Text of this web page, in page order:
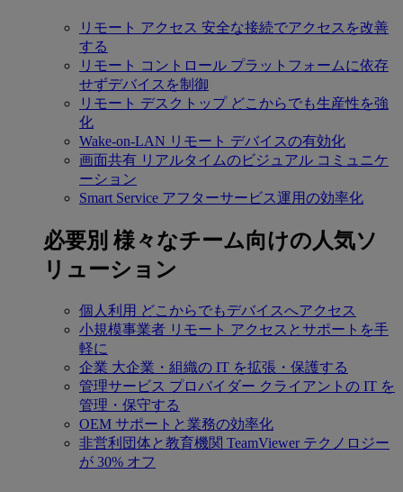
リモート アクセス 安全な接続でアクセスを改善
する
リモート コントロール プラットフォームに依存
せずデバイスを制御
リモート デスクトップ どこからでも生産性を強
化
Wake-on-LAN リモート デバイスの有効化
画面共有 リアルタイムのビジュアル コミュニケ
ーション
Smart Service アフターサービス運用の効率化
必要別 様々なチーム向けの人気ソ
リューション
個人利用 どこからでもデバイスへアクセス
小規模事業者 リモート アクセスとサポートを手
軽に
企業 大企業・組織の IT を拡張・保護する
管理サービス プロバイダー クライアントの IT を
管理・保守する
OEM サポートと業務の効率化
非営利団体と教育機関 TeamViewer テクノロジー
が 30% オフ